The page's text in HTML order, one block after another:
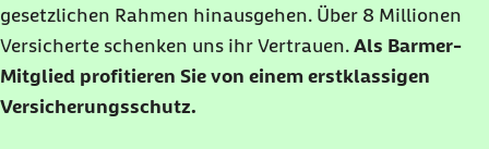
gesetzlichen Rahmen hinausgehen. Über 8 Millionen
Versicherte schenken uns ihr Vertrauen. Als Barmer-
Mitglied profitieren Sie von einem erstklassigen
Versicherungsschutz.